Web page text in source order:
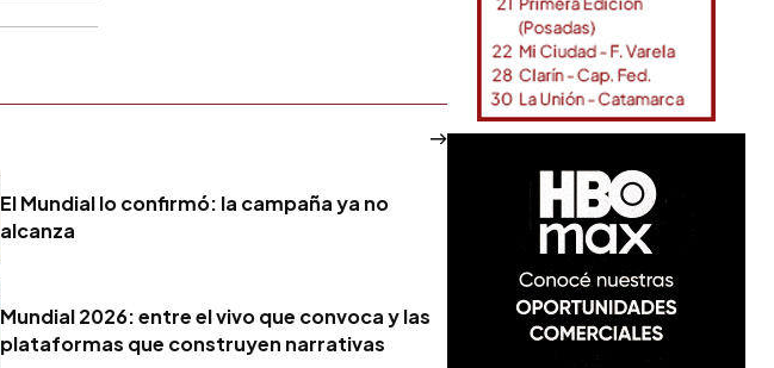
El Mundial lo confirmó: la campaña ya no
alcanza
Mundial 2026: entre el vivo que convoca y las
plataformas que construyen narrativas